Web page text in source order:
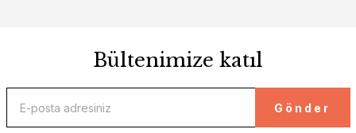
Bültenimize katıl
Gönder